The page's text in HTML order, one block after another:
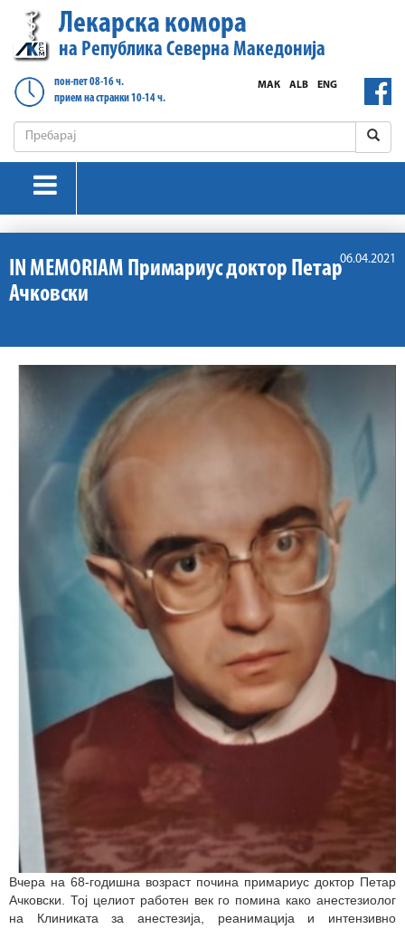
Лекарска комора
на Република Северна Македонија
пон-пет 08-16 ч.
прием на странки 10-14 ч.
ENG
ALB
МАК
06.04.2021
IN MEMORIAM Примариус доктор Петар
Ачковски
Вчера на 68-годишна возраст почина примариус доктор Петар
Ачковски. Тој целиот работен век го помина како анестезиолог
на Клиниката за анестезија, реанимација и интензивно